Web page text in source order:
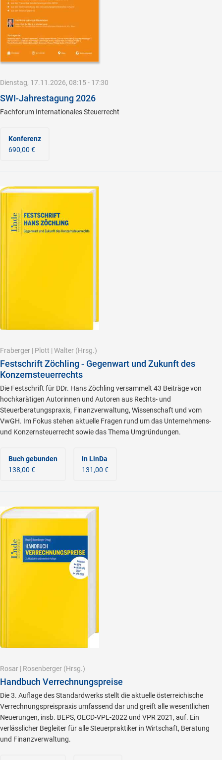
Dienstag, 17.11.2026, 08:15 - 17:30
SWI-Jahrestagung 2026
Fachforum Internationales Steuerrecht
Konferenz
690,00 €
Fraberger | Plott | Walter (Hrsg.)
Festschrift Zöchling - Gegenwart und Zukunft des
Konzernsteuerrechts
Die Festschrift für DDr. Hans Zöchling versammelt 43 Beiträge von
hochkarätigen Autorinnen und Autoren aus Rechts- und
Steuerberatungspraxis, Finanzverwaltung, Wissenschaft und vom
VwGH. Im Fokus stehen aktuelle Fragen rund um das Unternehmens-
und Konzernsteuerrecht sowie das Thema Umgründungen.
Buch gebunden
138,00 €
In LinDa
131,00 €
Rosar | Rosenberger (Hrsg.)
Handbuch Verrechnungspreise
Die 3. Auflage des Standardwerks stellt die aktuelle österreichische
Verrechnungspreispraxis umfassend dar und greift alle wesentlichen
Neuerungen, insb. BEPS, OECD-VPL-2022 und VPR 2021, auf. Ein
verlässlicher Begleiter für alle Steuerpraktiker in Wirtschaft, Beratung
und Finanzverwaltung.